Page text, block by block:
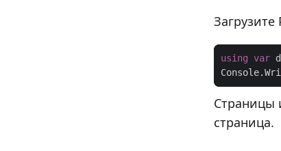
using var
Страницы
страница.